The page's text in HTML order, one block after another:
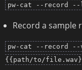
pw-cat --record
Record a sample
pw-cat --record --
{{path/to/